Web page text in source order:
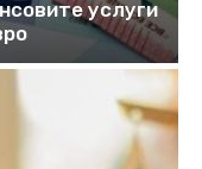
услуги